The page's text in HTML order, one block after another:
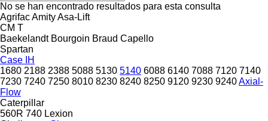
No se han encontrado resultados para esta consulta
AgrifacAmityAsa-Lift
CM T
Baekelandt Bourgoin Braud Capello
Spartan
Case IH
1680 2188 2388 5088 5130 5140 6088 6140 7088 7120 7140
7230 7240 7250 8010 8230 8240 8250 9120 9230 9240Axial-
Flow
Caterpillar
560R 740 Lexion